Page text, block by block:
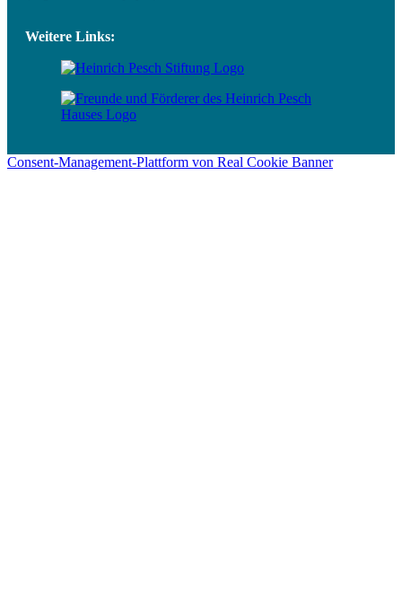
Weitere Links:
Consent-Management-Plattform von Real Cookie Banner